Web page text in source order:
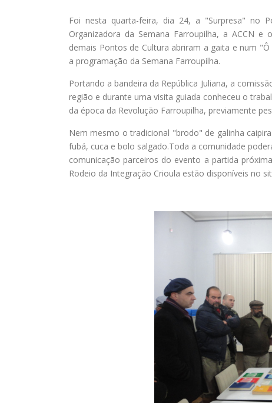
Foi nesta quarta-feira, dia 24, a "Surpresa" no
Organizadora da Semana Farroupilha, a ACCN
demais Pontos de Cultura abriram a gaita e num
a programação da Semana Farroupilha.
Portando a bandeira da República Juliana, a
região e durante uma visita guiada conheceu o
da época da Revolução Farroupilha, previamente
Nem mesmo o tradicional "brodo" de galinha
fubá, cuca e bolo salgado.Toda a comunidade
comunicação parceiros do evento a partida
Rodeio da Integração Crioula estão disponíveis no